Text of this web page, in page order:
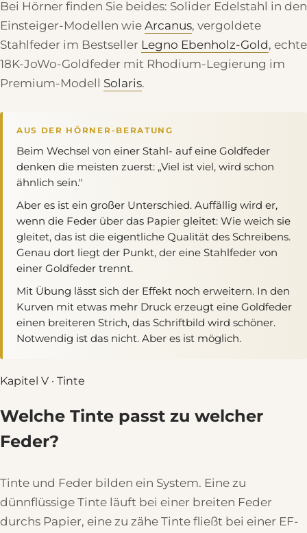
Bei Hörner finden Sie beides: Solider Edelstahl in den
Einsteiger-Modellen wie Arcanus, vergoldete
Stahlfeder im Bestseller Legno Ebenholz-Gold, echte
18K-JoWo-Goldfeder mit Rhodium-Legierung im
Premium-Modell Solaris.
AUS DER HÖRNER-BERATUNG
Beim Wechsel von einer Stahl- auf eine Goldfeder
denken die meisten zuerst: „Viel ist viel, wird schon
ähnlich sein."
Aber es ist ein großer Unterschied. Auffällig wird er,
wenn die Feder über das Papier gleitet: Wie weich sie
gleitet, das ist die eigentliche Qualität des Schreibens.
Genau dort liegt der Punkt, der eine Stahlfeder von
einer Goldfeder trennt.
Mit Übung lässt sich der Effekt noch erweitern. In den
Kurven mit etwas mehr Druck erzeugt eine Goldfeder
einen breiteren Strich, das Schriftbild wird schöner.
Notwendig ist das nicht. Aber es ist möglich.
Kapitel V · Tinte
Welche Tinte passt zu welcher
Feder?
Tinte und Feder bilden ein System. Eine zu
dünnflüssige Tinte läuft bei einer breiten Feder
durchs Papier, eine zu zähe Tinte fließt bei einer EF-